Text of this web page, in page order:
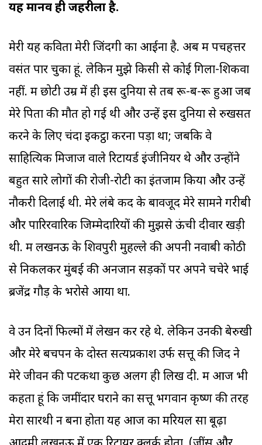
यह मानव ही जहरीला है.
मेरी यह कविता मेरी जिंदगी का आईना है. अब मैं पचहत्तर
वसंत पार चुका हूं. लेकिन मुझे किसी से कोई गिला-शिकवा
नहीं. मैं छोटी उम्र में ही इस दुनिया से तब रू-ब-रू हुआ जब
मेरे पिता की मौत हो गई थी और उन्हें इस दुनिया से रुखसत
करने के लिए चंदा इकट्ठा करना पड़ा था; जबकि वे
साहित्यिक मिजाज वाले रिटायर्ड इंजीनियर थे और उन्होंने
बहुत सारे लोगों की रोजी-रोटी का इंतजाम किया और उन्हें
नौकरी दिलाई थी. मेरे लंबे कद के बावजूद मेरे सामने गरीबी
और पारिरवारिक जिम्मेदारियों की मुझसे ऊंची दीवार खड़ी
थी. मैं लखनऊ के शिवपुरी मुहल्ले की अपनी नवाबी कोठी
से निकलकर मुंबई की अनजान सड़कों पर अपने चचेरे भाई
ब्रजेंद्र गौड़ के भरोसे आया था.
वे उन दिनों फिल्मों में लेखन कर रहे थे. लेकिन उनकी बेरुखी
और मेरे बचपन के दोस्त सत्यप्रकाश उर्फ सत्तू की जिद ने
मेरे जीवन की पटकथा कुछ अलग ही लिख दी. मैं आज भी
कहता हूं कि जमींदार घराने का सत्तू भगवान कृष्ण की तरह
मेरा सारथी न बना होता यह आज का मरियल सा बूढ़ा